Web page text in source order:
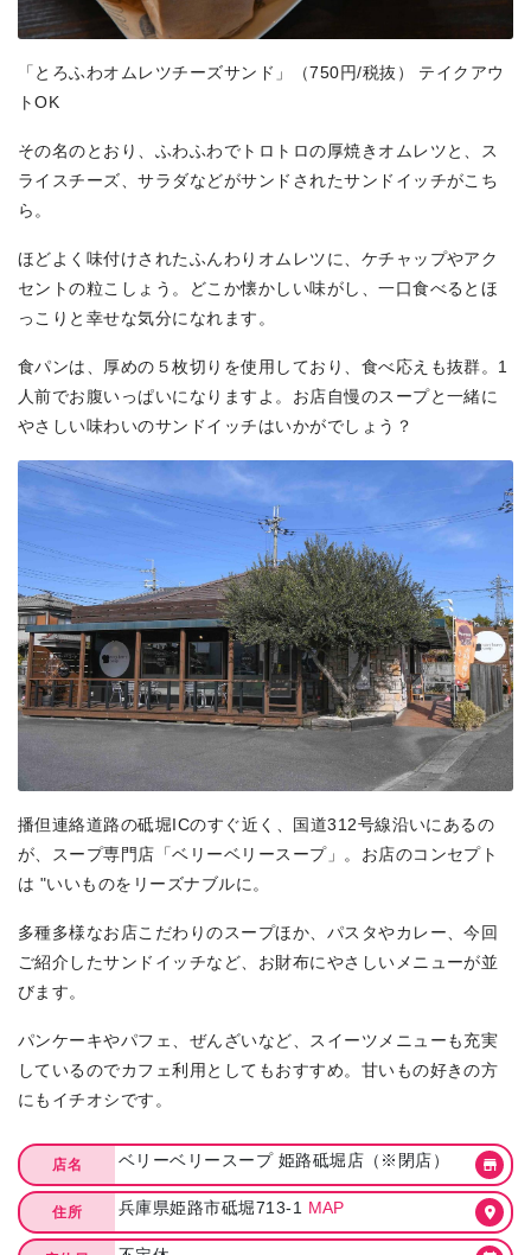
「とろふわオムレツチーズサンド」（750円/税抜） テイクアウ
トOK
その名のとおり、ふわふわでトロトロの厚焼きオムレツと、ス
ライスチーズ、サラダなどがサンドされたサンドイッチがこち
ら。
ほどよく味付けされたふんわりオムレツに、ケチャップやアク
セントの粒こしょう。どこか懐かしい味がし、一口食べるとほ
っこりと幸せな気分になれます。
食パンは、厚めの５枚切りを使用しており、食べ応えも抜群。1
人前でお腹いっぱいになりますよ。お店自慢のスープと一緒に
やさしい味わいのサンドイッチはいかがでしょう？
播但連絡道路の砥堀ICのすぐ近く、国道312号線沿いにあるの
が、スープ専門店「ベリーベリースープ」。お店のコンセプト
は "いいものをリーズナブルに。
多種多様なお店こだわりのスープほか、パスタやカレー、今回
ご紹介したサンドイッチなど、お財布にやさしいメニューが並
びます。
パンケーキやパフェ、ぜんざいなど、スイーツメニューも充実
しているのでカフェ利用としてもおすすめ。甘いもの好きの方
にもイチオシです。
店名 ベリーベリースープ 姫路砥堀店（※閉店）
住所 兵庫県姫路市砥堀713-1 MAP